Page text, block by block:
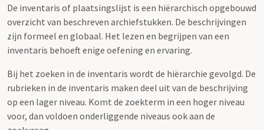
De inventaris of plaatsingslijst is een hiërarchisch opgebouwd
overzicht van beschreven archiefstukken. De beschrijvingen
zijn formeel en globaal. Het lezen en begrijpen van een
inventaris behoeft enige oefening en ervaring.
Bij het zoeken in de inventaris wordt de hiërarchie gevolgd. De
rubrieken in de inventaris maken deel uit van de beschrijving
op een lager niveau. Komt de zoekterm in een hoger niveau
voor, dan voldoen onderliggende niveaus ook aan de